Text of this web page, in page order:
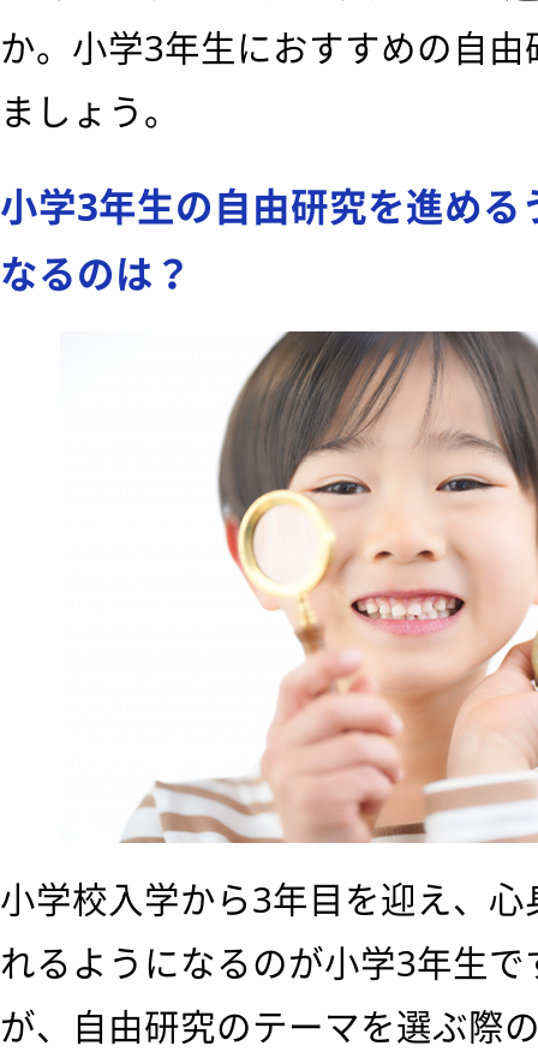
か。小学3年生におすすめの自
ましょう。
小学3年生の自由研究を進め
なるのは？
小学校入学から3年目を迎え、
れるようになるのが小学3年生
が、自由研究のテーマを選ぶ際